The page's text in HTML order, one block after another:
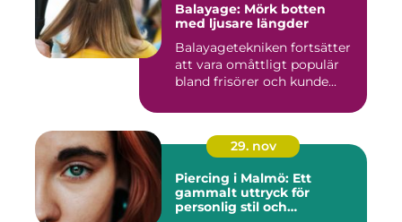
Balayage: Mörk botten
med ljusare längder
Balayagetekniken fortsätter
att vara omåttligt populär
bland frisörer och kunde...
29. nov
Piercing i Malmö: Ett
gammalt uttryck för
personlig stil och